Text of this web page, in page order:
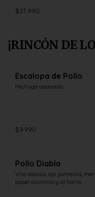
$21.990
¡RINCÓN DE
Escalopa de Pollo
Pechuga apanada
$9.990
Pollo Diabla
Vino blanco, ajo ,pimienta,
papel aluminio y al horno